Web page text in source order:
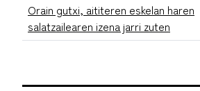
Orain gutxi, aititeren eskelan haren
salatzailearen izena jarri zuten